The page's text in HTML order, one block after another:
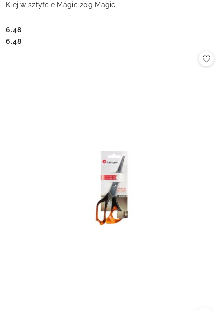
Klej w sztyfcie Magic 20g Magic
Cena:
6.48
Cena:
6.48